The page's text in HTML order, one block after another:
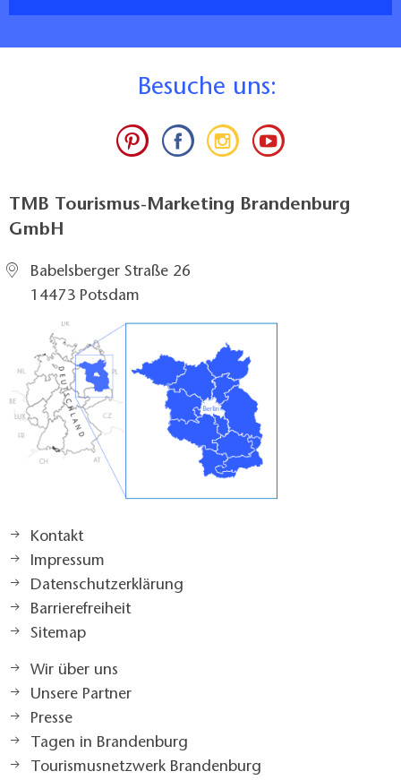
Besuche uns:
TMB Tourismus-Marketing Brandenburg
GmbH
Babelsberger Straße 26
14473 Potsdam
Kontakt
Impressum
Datenschutzerklärung
Barrierefreiheit
Sitemap
Wir über uns
Unsere Partner
Presse
Tagen in Brandenburg
Tourismusnetzwerk Brandenburg